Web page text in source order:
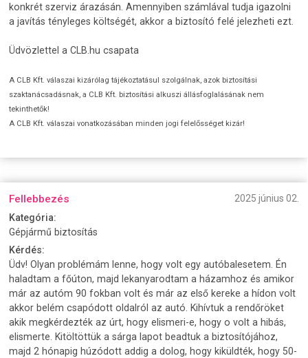
konkrét szerviz árazásán. Amennyiben számlával tudja igazolni
a javítás tényleges költségét, akkor a biztosító felé jelezheti ezt.
Üdvözlettel a CLB.hu csapata
A CLB Kft. válaszai kizárólag tájékoztatásul szolgálnak, azok biztosítási
szaktanácsadásnak, a CLB Kft. biztosítási alkuszi állásfoglalásának nem
tekinthetők!
A CLB Kft. válaszai vonatkozásában minden jogi felelősséget kizár!
Fellebbezés
2025 június 02.
Kategória:
Gépjármű biztosítás
Kérdés:
Üdv! Olyan problémám lenne, hogy volt egy autóbalesetem. Én
haladtam a főúton, majd lekanyarodtam a házamhoz és amikor
már az autóm 90 fokban volt és már az első kereke a hídon volt
akkor belém csapódott oldalról az autó. Kihívtuk a rendőröket
akik megkérdezték az úrt, hogy elismeri-e, hogy o volt a hibás,
elismerte. Kitöltöttük a sárga lapot beadtuk a biztosítójához,
majd 2 hónapig húzódott addig a dolog, hogy kiküldték, hogy 50-